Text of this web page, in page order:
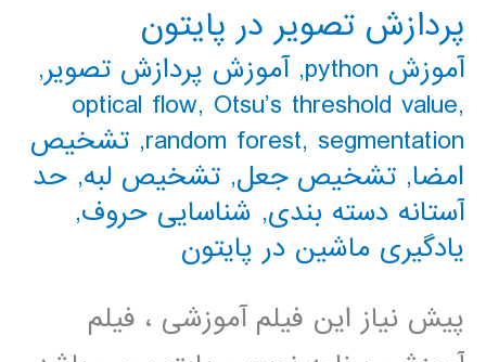
پردازش تصویر در پایتون
آموزش python ,آموزش پردازش تصویر,
optical flow, Otsu’s threshold value,
random forest, segmentation
, تشخیص
امضا, تشخیص جعل, تشخیص لبه, حد
آستانه دسته بندی, شناسایی حروف,
یادگیری ماشین در پایتون
پیش نیاز این فیلم آموزشی ، فیلم